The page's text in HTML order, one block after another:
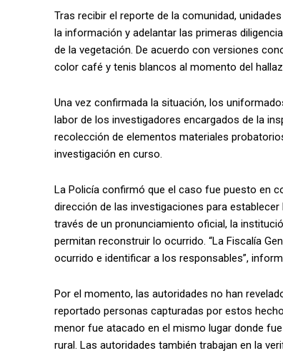
Tras recibir el reporte de la comunidad,
la información y adelantar las primeras
de la vegetación. De acuerdo con versiones
color café y tenis blancos al momento del
Una vez confirmada la situación, los
labor de los investigadores encargados de la
recolección de elementos materiales
investigación en curso.
La Policía confirmó que el caso fue puesto en
dirección de las investigaciones para
través de un pronunciamiento oficial, la
permitan reconstruir lo ocurrido. “La Fiscalía
ocurrido e identificar a los responsables”,
Por el momento, las autoridades no han
reportado personas capturadas por estos
menor fue atacado en el mismo lugar donde
rural. Las autoridades también trabajan en la